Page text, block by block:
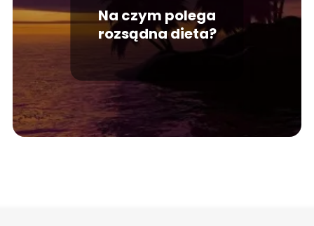
Na czym polega
rozsądna dieta?